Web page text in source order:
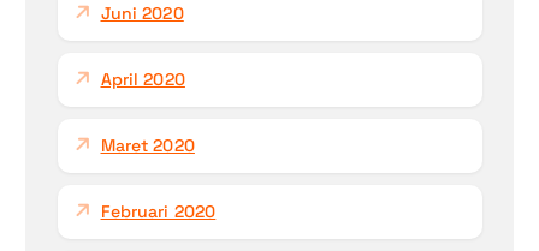
Juni 2020
April 2020
Maret 2020
Februari 2020